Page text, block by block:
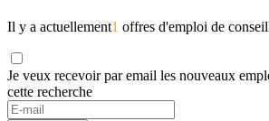
Il y a actuellement1 offres d'emploi de
Je veux recevoir par email les nouveaux
cette recherche